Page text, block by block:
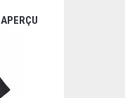
APERÇU